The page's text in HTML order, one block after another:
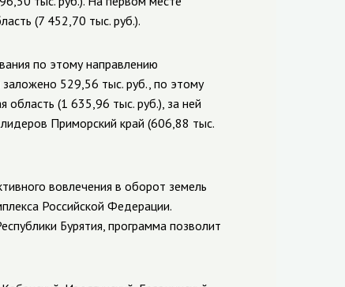
(7 452,70 тыс. руб.).
по этому направлению
заложено 529,56 тыс. руб., по этому
область (1 635,96 тыс. руб.), за ней
Приморский край (606,88 тыс.
вовлечения в оборот земель
Российской Федерации.
Бурятия, программа позволит